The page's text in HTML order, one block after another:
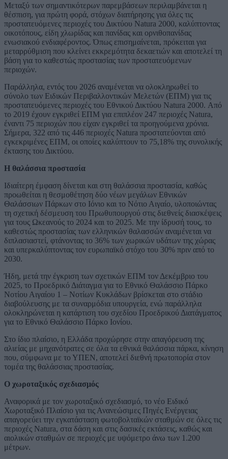
Μεταξύ των σημαντικότερων παρεμβάσεων περιλαμβάνεται η
θέσπιση, για πρώτη φορά, στόχων διατήρησης για όλες τις
προστατευόμενες περιοχές του Δικτύου Natura 2000, καλύπτοντας
οικοτόπους, είδη χλωρίδας και πανίδας και ορνιθοπανίδας
ενωσιακού ενδιαφέροντος. Όπως επισημαίνεται, πρόκειται για
μεταρρύθμιση που κλείνει εκκρεμότητα δεκαετιών και αποτελεί τη
βάση για το καθεστώς προστασίας των προστατευόμενων
περιοχών.
Παράλληλα, εντός του 2026 αναμένεται να ολοκληρωθεί το
σύνολο των Ειδικών Περιβαλλοντικών Μελετών (ΕΠΜ) για τις
προστατευόμενες περιοχές του Εθνικού Δικτύου Natura 2000. Από
το 2019 έχουν εγκριθεί ΕΠΜ για επιπλέον 247 περιοχές Natura,
έναντι 75 περιοχών που είχαν εγκριθεί τα προηγούμενα χρόνια.
Σήμερα, 322 από τις 446 περιοχές Natura προστατεύονται από
εγκεκριμένες ΕΠΜ, οι οποίες καλύπτουν το 75,18% της συνολικής
έκτασης του Δικτύου.
Η θαλάσσια προστασία
Ιδιαίτερη έμφαση δίνεται και στη θαλάσσια προστασία, καθώς
προωθείται η θεσμοθέτηση δύο νέων μεγάλων Εθνικών
Θαλάσσιων Πάρκων στο Ιόνιο και το Νότιο Αιγαίο, υλοποιώντας
τη σχετική δέσμευση του Πρωθυπουργού στις διεθνείς διασκέψεις
για τους Ωκεανούς το 2024 και το 2025. Με την ίδρυσή τους, το
καθεστώς προστασίας των ελληνικών θαλασσών αναμένεται να
διπλασιαστεί, φτάνοντας το 36% των χωρικών υδάτων της χώρας
και υπερκαλύπτοντας τον ευρωπαϊκό στόχο του 30% πριν από το
2030.
Ήδη, μετά την έγκριση των σχετικών ΕΠΜ τον Δεκέμβριο του
2025, το Προεδρικό Διάταγμα για το Εθνικό Θαλάσσιο Πάρκο
Νοτίου Αιγαίου 1 – Νοτίων Κυκλάδων βρίσκεται στο στάδιο
διαβούλευσης με τα συναρμόδια υπουργεία, ενώ παράλληλα
ολοκληρώνεται η κατάρτιση του σχεδίου Προεδρικού Διατάγματος
για το Εθνικό Θαλάσσιο Πάρκο Ιονίου.
Στο ίδιο πλαίσιο, η Ελλάδα προχώρησε στην απαγόρευση της
αλιείας με μηχανότρατες σε όλα τα εθνικά θαλάσσια πάρκα, κίνηση
που, σύμφωνα με το ΥΠΕΝ, αποτελεί διεθνή πρωτοπορία στον
τομέα της θαλάσσιας προστασίας.
Ο χωροταξικός σχεδιασμός
Αναφορικά με τον χωροταξικό σχεδιασμό, το νέο Ειδικό
Χωροταξικό Πλαίσιο για τις Ανανεώσιμες Πηγές Ενέργειας
απαγορεύει την εγκατάσταση φωτοβολταϊκών σταθμών σε όλες τις
περιοχές Natura, στα δάση και στις δασικές εκτάσεις, καθώς και
αιολικών σταθμών σε περιοχές με υψόμετρο άνω των 1.200
μέτρων.